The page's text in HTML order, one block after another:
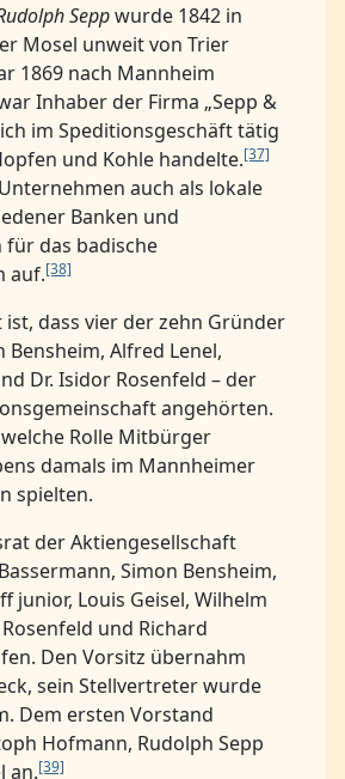
Seppwurde 1842 in
Mosel unweit von Trier
1869 nach Mannheim
Inhaber der Firma „Sepp &
im Speditionsgeschäft tätig
und Kohle handelte.[37]
auch als lokale
Banken und
das badische
auf.[38]
dass vier der zehn Gründer
Bensheim, Alfred Lenel,
Dr. Isidor Rosenfeld – der
angehörten.
Rolle Mitbürger
damals im Mannheimer
spielten.
der Aktiengesellschaft
Simon Bensheim,
junior, Louis Geisel, Wilhelm
und Richard
Den Vorsitz übernahm
sein Stellvertreter wurde
Dem ersten Vorstand
Hofmann, Rudolph Sepp
an.[39]